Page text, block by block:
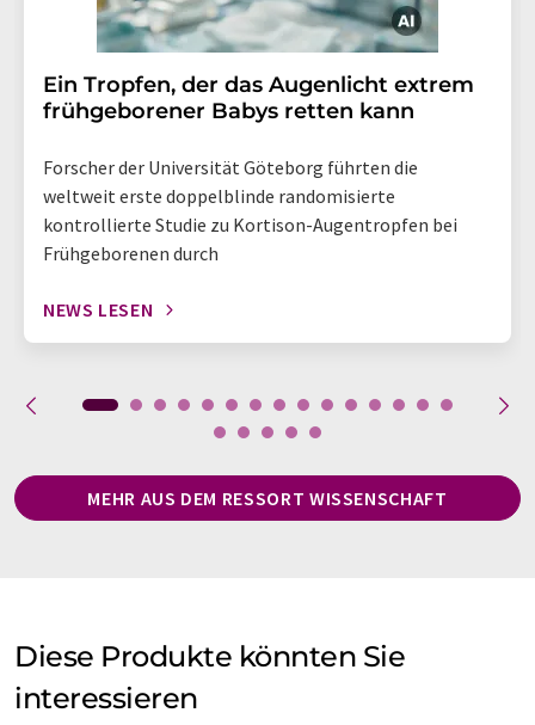
Ein Tropfen, der das Augenlicht extrem
frühgeborener Babys retten kann
Forscher der Universität Göteborg führten die
weltweit erste doppelblinde randomisierte
kontrollierte Studie zu Kortison-Augentropfen bei
Frühgeborenen durch
NEWS LESEN
MEHR AUS DEM RESSORT WISSENSCHAFT
Diese Produkte könnten Sie
interessieren